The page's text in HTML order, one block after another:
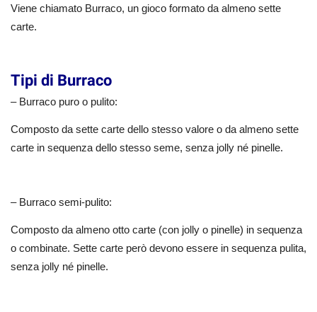
Viene chiamato Burraco, un gioco formato da almeno sette
carte.
Tipi di Burraco
– Burraco puro o pulito:
Composto da sette carte dello stesso valore o da almeno sette
carte in sequenza dello stesso seme, senza jolly né pinelle.
– Burraco semi-pulito:
Composto da almeno otto carte (con jolly o pinelle) in sequenza
o combinate. Sette carte però devono essere in sequenza pulita,
senza jolly né pinelle.